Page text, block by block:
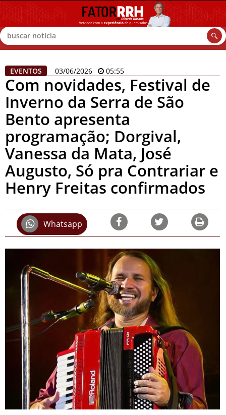
Buscar
EVENTOS 03/06/2026 05:55
Com novidades, Festival de
Inverno da Serra de São
Bento apresenta
programação; Dorgival,
Vanessa da Mata, José
Augusto, Só pra Contrariar e
Henry Freitas confirmados
Whatsapp